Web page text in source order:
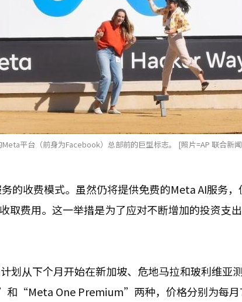
平台（前身为Facebook）总部前的巨型标志。 [照片=AP 联合新
的收费模式。虽然仍将提供免费的Meta AI服务
取费用。这一举措是为了应对不断增加的投资支
划从下个月开始在新加坡、危地马拉和玻利维亚
“Meta One Premium”两种，价格分别为每月